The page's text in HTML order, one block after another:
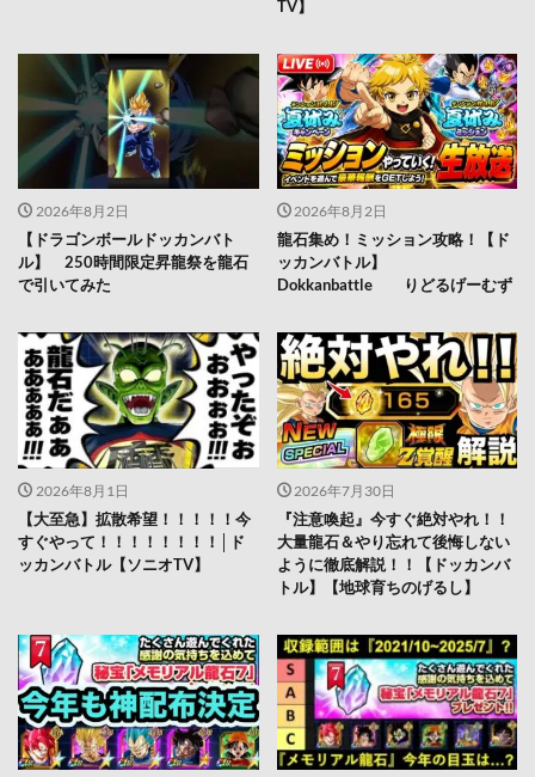
TV】
2026年8月2日
【ドラゴンボールドッカンバト
ル】 250時間限定昇龍祭を龍石
で引いてみた
2026年8月2日
龍石集め！ミッション攻略！【ド
ッカンバトル】
Dokkanbattle りどるげーむず
2026年8月1日
【大至急】拡散希望！！！！！今
すぐやって！！！！！！！！│ド
ッカンバトル【ソニオTV】
2026年7月30日
『注意喚起』今すぐ絶対やれ！！
大量龍石＆やり忘れて後悔しない
ように徹底解説！！【ドッカンバ
トル】【地球育ちのげるし】